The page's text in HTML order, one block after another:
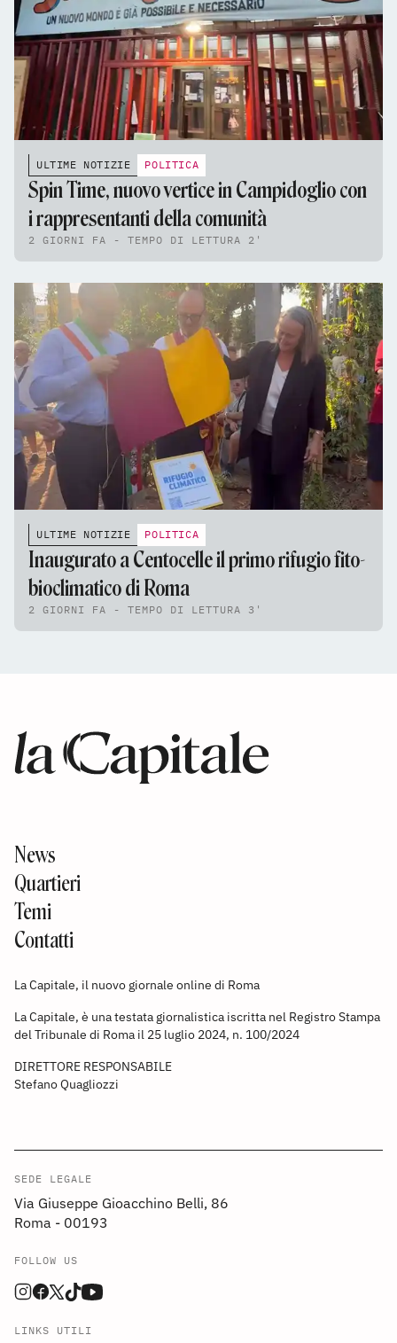
ULTIME NOTIZIE POLITICA
Spin Time, nuovo vertice in Campidoglio con
i rappresentanti della comunità
2 GIORNI FA - TEMPO DI LETTURA 2'
ULTIME NOTIZIE POLITICA
Inaugurato a Centocelle il primo rifugio fito-
bioclimatico di Roma
2 GIORNI FA - TEMPO DI LETTURA 3'
News
Quartieri
Temi
Contatti
La Capitale, il nuovo giornale online di Roma
La Capitale, è una testata giornalistica iscritta nel Registro Stampa
del Tribunale di Roma il 25 luglio 2024, n. 100/2024
DIRETTORE RESPONSABILE
Stefano Quagliozzi
SEDE LEGALE
Via Giuseppe Gioacchino Belli, 86
Roma - 00193
FOLLOW US
LINKS UTILI